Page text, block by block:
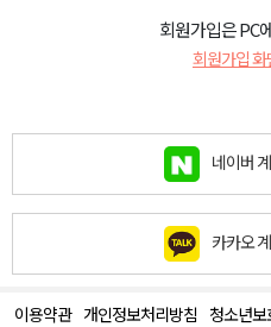
회원가입은 PC
회원가입
네이버
카카오
이용약관 개인정보처리방침 청소년보